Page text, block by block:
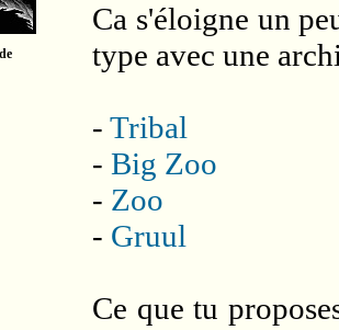
Ca s'éloigne un
type avec une
- Tribal
- Big Zoo
- Zoo
- Gruul
Ce que tu